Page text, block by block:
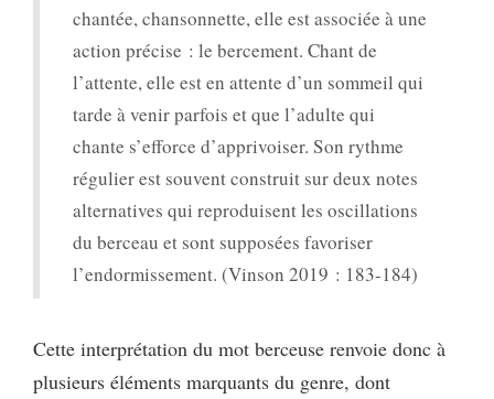
chantée, chansonnette, elle est associée à une
action précise : le bercement. Chant de
l’attente, elle est en attente d’un sommeil qui
tarde à venir parfois et que l’adulte qui
chante s’efforce d’apprivoiser. Son rythme
régulier est souvent construit sur deux notes
alternatives qui reproduisent les oscillations
du berceau et sont supposées favoriser
l’endormissement. (Vinson 2019 : 183-184)
Cette interprétation du mot berceuse renvoie donc à
plusieurs éléments marquants du genre, dont